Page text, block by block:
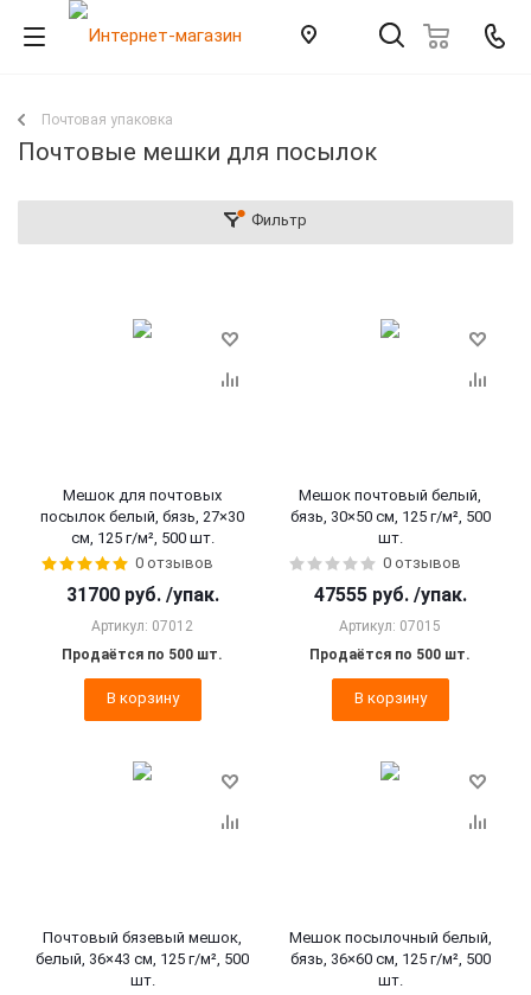
Почтовая упаковка
Почтовые мешки для посылок
Фильтр
Мешок для почтовых
посылок белый, бязь, 27×30
см, 125 г/м², 500 шт.
0 отзывов
31700 руб. /упак.
Артикул: 07012
Продаётся по 500 шт.
В корзину
Мешок почтовый белый,
бязь, 30×50 см, 125 г/м², 500
шт.
0 отзывов
47555 руб. /упак.
Артикул: 07015
Продаётся по 500 шт.
В корзину
Почтовый бязевый мешок,
белый, 36×43 см, 125 г/м², 500
шт.
Мешок посылочный белый,
бязь, 36×60 см, 125 г/м², 500
шт.